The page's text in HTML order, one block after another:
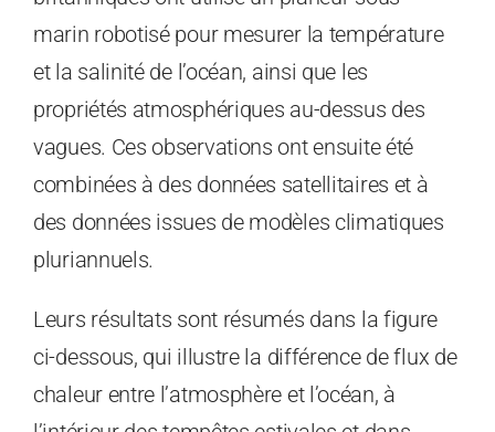
marin robotisé pour mesurer la température
et la salinité de l’océan, ainsi que les
propriétés atmosphériques au-dessus des
vagues. Ces observations ont ensuite été
combinées à des données satellitaires et à
des données issues de modèles climatiques
pluriannuels.
Leurs résultats sont résumés dans la figure
ci-dessous, qui illustre la différence de flux de
chaleur entre l’atmosphère et l’océan, à